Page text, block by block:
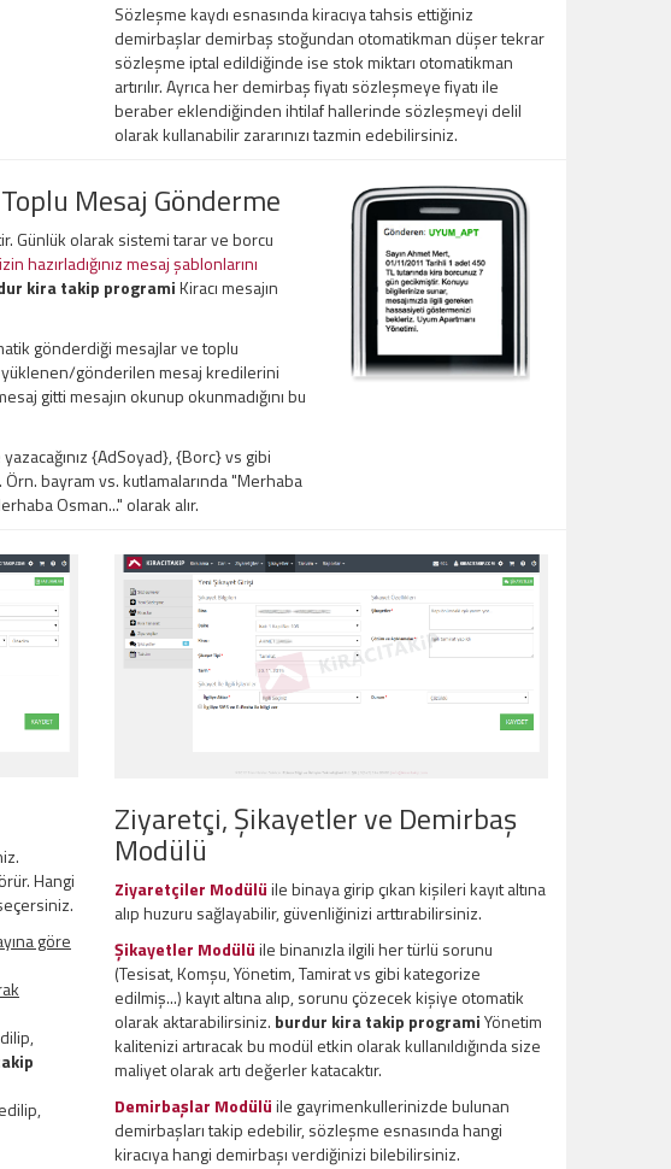
Sözleşme kaydı esnasında kiracıya tahsis ettiğiniz
demirbaşlar demirbaş stoğundan otomatikman düşer tekrar
sözleşme iptal edildiğinde ise stok miktarı otomatikman
artırılır. Ayrıca her demirbaş fiyatı sözleşmeye fiyatı ile
beraber eklendiğinden ihtilaf hallerinde sözleşmeyi delil
olarak kullanabilir zararınızı tazmin edebilirsiniz.
Mesaj Gönderme
Günlük olarak sistemi tarar ve borcu
hazırladığınız mesaj şablonlarını
kira takip programiKiracı mesajın
gönderdiği mesajlar ve toplu
gönderilen mesaj kredilerini
gitti mesajın okunup okunmadığını bu
{AdSoyad}, {Borc} vs gibi
bayram vs. kutlamalarında "Merhaba
Osman..." olarak alır.
Hangi
göre
Ziyaretçi, Şikayetler ve Demirbaş
Modülü
Ziyaretçiler Modülüile binaya girip çıkan kişileri kayıt altına
alıp huzuru sağlayabilir, güvenliğinizi arttırabilirsiniz.
Şikayetler Modülüile binanızla ilgili her türlü sorunu
(Tesisat, Komşu, Yönetim, Tamirat vs gibi kategorize
edilmiş...) kayıt altına alıp, sorunu çözecek kişiye otomatik
olarak aktarabilirsiniz. burdur kira takip programiYönetim
kalitenizi artıracak bu modül etkin olarak kullanıldığında size
maliyet olarak artı değerler katacaktır.
Demirbaşlar Modülüile gayrimenkullerinizde bulunan
demirbaşları takip edebilir, sözleşme esnasında hangi
kiracıya hangi demirbaşı verdiğinizi bilebilirsiniz.